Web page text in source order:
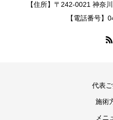
【住所】〒242-0021 神奈
【電話番号】
代表
施術
メニ